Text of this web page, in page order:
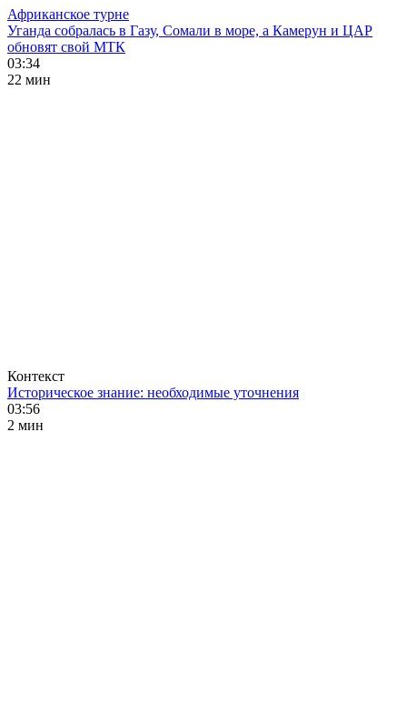
Африканское турне
Уганда собралась в Газу, Сомали в море, а Камерун и ЦАР
обновят свой МТК
03:34
22 мин
Контекст
Историческое знание: необходимые уточнения
03:56
2 мин